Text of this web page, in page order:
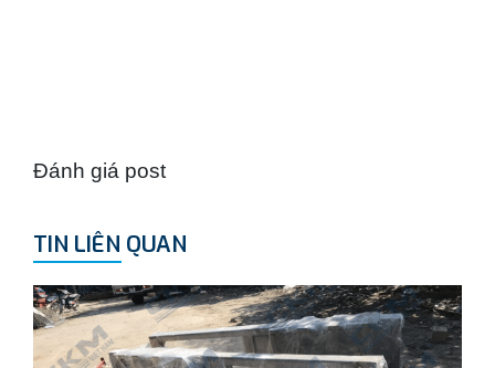
Đánh giá post
TIN LIÊN QUAN